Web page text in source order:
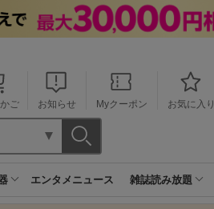
ご お知らせ Myクーポン お気に入り
エンタメニュース 雑誌読み放題